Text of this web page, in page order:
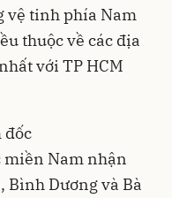
vệ tinh phía Nam
thuộc về các địa
với TP HCM
đốc
miền Nam nhận
Bình Dương và Bà